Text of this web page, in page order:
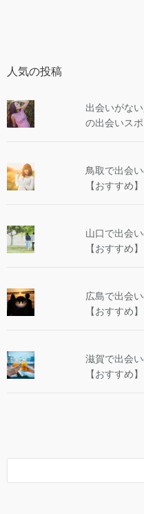
人気の投稿
出会いがな
の出会いスポ
鳥取で出会
【おすすめ】
山口で出会
【おすすめ】
広島で出会
【おすすめ】
滋賀で出会
【おすすめ】